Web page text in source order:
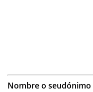
Nombre o seudónimo